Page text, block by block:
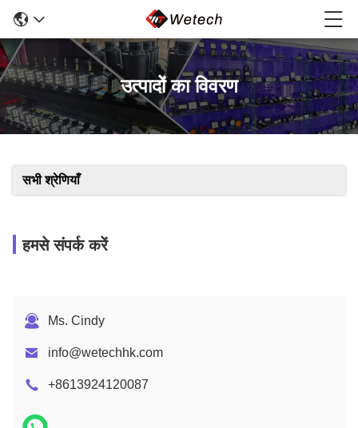
उत्पादों का विवरण
सभी श्रेणियाँ
हमसे संपर्क करें
Ms. Cindy
info@wetechhk.com
+8613924120087